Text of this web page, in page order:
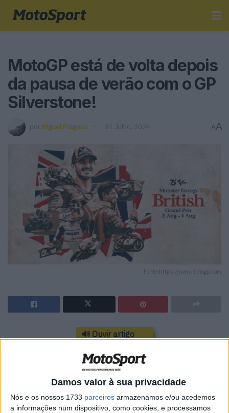
Damos valor à sua privacidade
Nós e os nossos 1733 parceiros armazenamos e/ou acedemos
a informações num dispositivo, como cookies, e processamos
MotoGP está de volta depois
da pausa de verão com o GP
Silverstone!
por Miguel Fragoso 31 Julho, 2024 AA
Fonte:https://www.motogp.com
🔊 Ouvir artigo
Após a pausa de verão, o campeonato de MotoGP está
de volta com uma das corridas mais aguardadas do
calendário: o Grande Prémio de Silverstone. Este evento
marca o início da segunda metade da época e promete
muita ação e emoção. Com uma competição intensa